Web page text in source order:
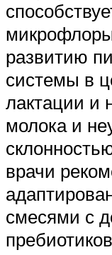
развитию
системы в
лактации и
молока и
врачи
смесями с